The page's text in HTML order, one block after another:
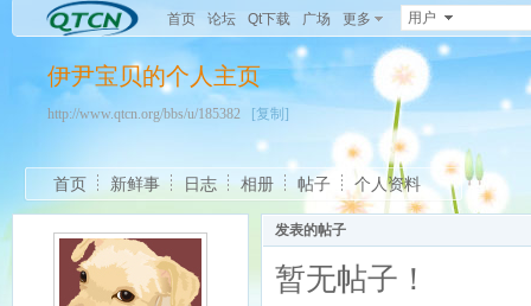
首页 论坛 Qt下载 广场 更多 用户
伊尹宝贝的个人主页
http://www.qtcn.org/bbs/u/185382 [复制]
首页 新鲜事 日志 相册 帖子 个人资料
发表的帖子
暂无帖子！